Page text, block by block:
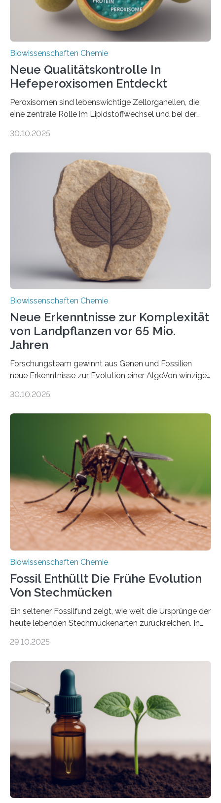
Biowissenschaften Chemie
Neue Qualitätskontrolle In
Hefeperoxisomen Entdeckt
Peroxisomen sind lebenswichtige Zellorganellen, die
eine zentrale Rolle im Lipidstoffwechsel und bei der
erfüllen können, müssen zahlreiche Enzyme präzise in
der Ruhr-Universität Bochum um Prof. Dr. Ralf Erdmann
und Dr. Ismaila Francis Yusuf hat nun einen bislang
unbekannten Qualitätskontrollmechanismus des
peroxisomalen Proteintransports in der Bäckerhefe
Saccharomyces cerevisiae entdeckt, der für die
Funktionsfähigkeit der Organellen entscheidend ist. Die
Studie wurde am 28. Oktober 2025 in der
Fachzeitschrift…
30.10.2025
Biowissenschaften Chemie
Neue Erkenntnisse zur Komplexität
von Landpflanzen vor 65 Mio.
Jahren
Forschungsteam gewinnt aus Genen und Fossilien
neue Erkenntnisse zur Evolution einer AlgeVon winzigen
Landpflanzen zählen zu den komplexesten
Grünalgen, die vor Hunderten von Millionen Jahren
lebten. Unter den Vorfahren sticht eine Gruppe heraus,
die noch heute in der Natur vorkommt: die
Süßwasseralge Coleochaetophyceae. Einige Arten
dieser Gruppe bilden aus Zellfäden dichte Geflechte
mit scheibenförmiger Gestalt. Was auffällig ist: Die
nächsten…
30.10.2025
Biowissenschaften Chemie
Fossil Enthüllt Die Frühe Evolution
Von Stechmücken
Ein seltener Fossilfund zeigt, wie weit die Ursprünge der
heute lebenden Stechmückenarten zurückreichen. In
Forschende die bisher älteste bekannte Stechmücken-
Region Kachin in Myanmar und hat sich in
ausgezeichnetem Zustand erhalten. Es konnte als neue
Art einer neuen Gattung beschrieben werden und trägt
nun den Namen Cretosabethes primaevus. Dieser erste
fossile Nachweis einer Stechmückenlarve in Bernstein
stellt gleichzeitig den ersten Fossilfund einer
Mückenlarve aus dem Mesozoikum dar, denn…
29.10.2025